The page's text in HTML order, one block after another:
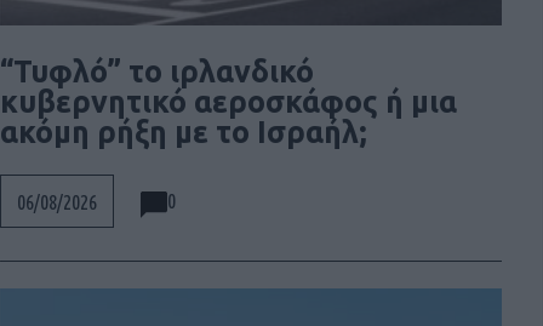
“Τυφλό” το ιρλανδικό
κυβερνητικό αεροσκάφος ή μια
ακόμη ρήξη με το Ισραήλ;
06/08/2026 0